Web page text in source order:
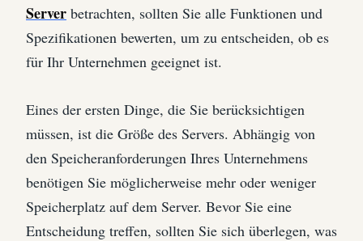
Server betrachten, sollten Sie alle Funktionen und
Spezifikationen bewerten, um zu entscheiden, ob es
für Ihr Unternehmen geeignet ist.
Eines der ersten Dinge, die Sie berücksichtigen
müssen, ist die Größe des Servers. Abhängig von
den Speicheranforderungen Ihres Unternehmens
benötigen Sie möglicherweise mehr oder weniger
Speicherplatz auf dem Server. Bevor Sie eine
Entscheidung treffen, sollten Sie sich überlegen, was